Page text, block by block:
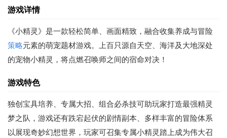
游戏详情
《小精灵》是一款轻松简单、画面精致，融合收集养成与冒险
策略元素的萌宠题材游戏。上百只源自天空、海洋及大地深处
的宠物小精灵，将点燃召唤师之间的宿命对决！
游戏特色
独创宝具培养、专属大招、组合必杀技可助玩家打造最强精灵
梦之队，游戏还有跌宕起伏的剧情副本、多样丰富的冒险体系
以展现奇妙幻想世界，玩家可召集专属小精灵踏上成为伟大召